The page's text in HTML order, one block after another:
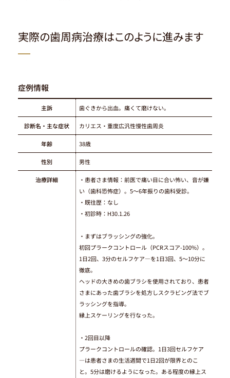
実際の歯周病治療はこのように進みます
症例情報
主訴 歯ぐきから出血。痛くて磨けない。
診断名・主な症状 カリエス・重度広汎性慢性歯周炎
年齢 38歳
性別 男性
治療詳細
・患者さま情報：前医で痛い目に合い怖い、音が嫌
い（歯科恐怖症）。5～6年振りの歯科受診。
・既往歴：なし
・初診時：H30.1.26
・まずはブラッシングの強化。
初回プラークコントロール（PCRスコア-100%）。
1日2回、3分のセルフケア―を1日3回、5～10分に
徹底。
ヘッドの大きめの歯ブラシを使用されており、患者
さまにあった歯ブラシを処方しスクラビング法でブ
ラッシングを指導。
縁上スケーリングを行なった。
・2回目以降
プラークコントロールの確認。1日3回セルフケア
―は患者さまの生活週間で1日2回が限界とのこ
と。5分は磨けるようになった。ある程度の縁上ス